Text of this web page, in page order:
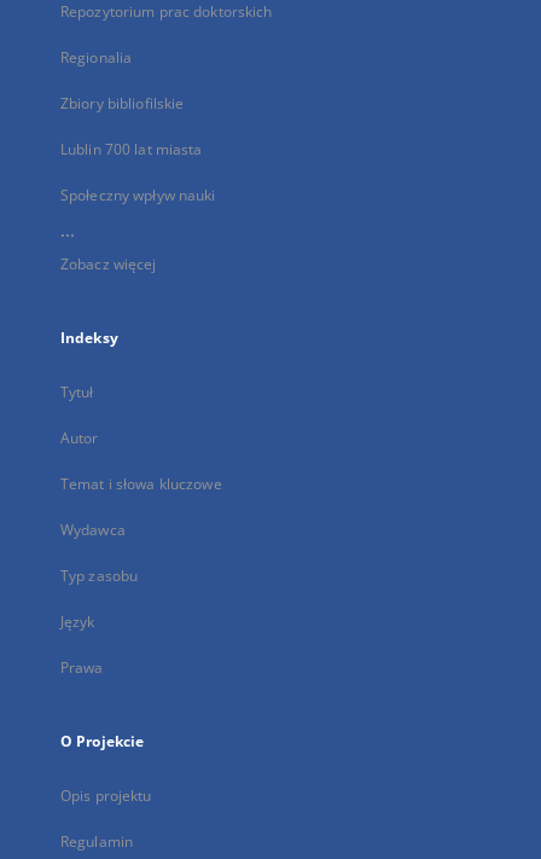
Repozytorium prac doktorskich
Regionalia
Zbiory bibliofilskie
Lublin 700 lat miasta
Społeczny wpływ nauki
...
Zobacz więcej
Indeksy
Tytuł
Autor
Temat i słowa kluczowe
Wydawca
Typ zasobu
Język
Prawa
O Projekcie
Opis projektu
Regulamin